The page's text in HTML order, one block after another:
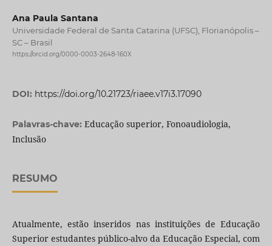
Ana Paula Santana
Universidade Federal de Santa Catarina (UFSC), Florianópolis –
SC – Brasil
https://orcid.org/0000-0003-2648-160X
DOI: https://doi.org/10.21723/riaee.v17i3.17090
Palavras-chave: Educação superior, Fonoaudiologia,
Inclusão
RESUMO
Atualmente, estão inseridos nas instituições de Educação
Superior estudantes público-alvo da Educação Especial, com